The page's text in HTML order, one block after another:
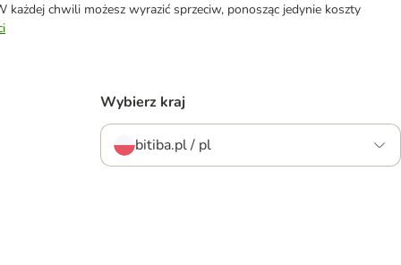
chwili możesz wyrazić sprzeciw, ponosząc jedynie koszty
Wybierz kraj
bitiba.pl / pl